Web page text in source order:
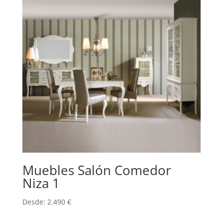
Muebles Salón Comedor
Niza 1
Desde: 2.490 €